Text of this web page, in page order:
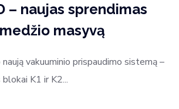
– naujas sprendimas
masyvą
vakuuminio prispaudimo sistemą –
K1 ir K2...